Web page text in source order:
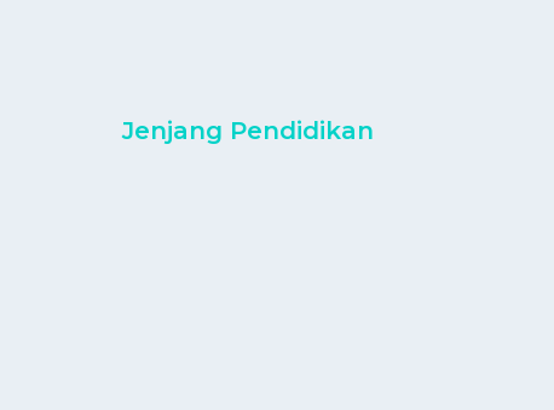
Jenjang Pendidikan